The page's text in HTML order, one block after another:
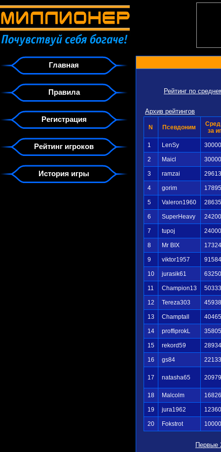
Главная
Правила
Регистрация
Рейтинг игроков
История игры
Рейтинг по
Архив рейтингов
N Псевдоним
за
1 LenSy
2 Maicl
3 ramzai
4 gorim
5 Valeron1960
6 SuperHeavy
7 tupoj
8 Mr BIX
9 viktor1957
10 jurasik61
11 Champion13
12 Tereza303
13 Champtall
14 proffiprokL
15 rekord59
16 gs84
17 natasha65
18 Malcolm
19 jura1962
20 Fokstrot
Первые